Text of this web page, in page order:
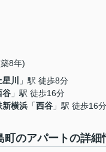
8年)
星川
」駅 徒歩8分
谷 」駅 徒歩16分
新横浜 「西谷 」駅 徒歩16分
のアパートの詳細